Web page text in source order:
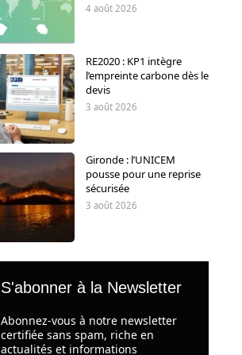
4 août 2026
RE2020 : KP1 intègre
l’empreinte carbone dès le
devis
3 août 2026
Gironde : l’UNICEM
pousse pour une reprise
sécurisée
3 août 2026
S'abonner à la Newsletter
Abonnez-vous à notre newsletter
certifiée sans spam, riche en
actualités et informations